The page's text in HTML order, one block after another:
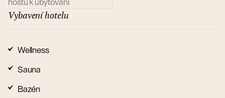
hostů k ubytování
Vybavení hotelu
Wellness
Sauna
Bazén